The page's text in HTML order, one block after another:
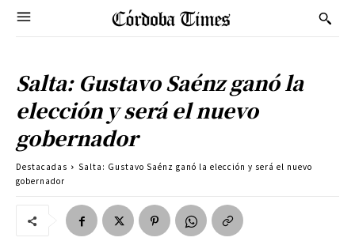
Salta: Gustavo Saénz ganó la
elección y será el nuevo
gobernador
Destacadas
Salta: Gustavo Saénz ganó la elección y será el nuevo
gobernador